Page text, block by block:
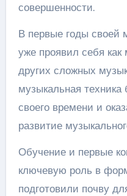
совершенности.
В первые годы своей
уже проявил себя
других сложных
музыкальная
своего времени и
развитие
Обучение и первые
ключевую роль в
подготовили почву